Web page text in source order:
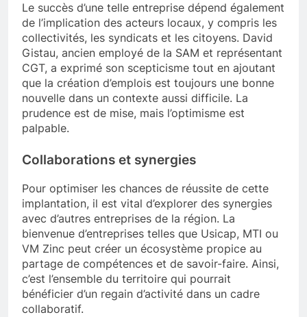
Le succès d’une telle entreprise dépend également
de l’implication des acteurs locaux, y compris les
collectivités, les syndicats et les citoyens. David
Gistau, ancien employé de la SAM et représentant
CGT, a exprimé son scepticisme tout en ajoutant
que la création d’emplois est toujours une bonne
nouvelle dans un contexte aussi difficile. La
prudence est de mise, mais l’optimisme est
palpable.
Collaborations et synergies
Pour optimiser les chances de réussite de cette
implantation, il est vital d’explorer des synergies
avec d’autres entreprises de la région. La
bienvenue d’entreprises telles que Usicap, MTI ou
VM Zinc peut créer un écosystème propice au
partage de compétences et de savoir-faire. Ainsi,
c’est l’ensemble du territoire qui pourrait
bénéficier d’un regain d’activité dans un cadre
collaboratif.